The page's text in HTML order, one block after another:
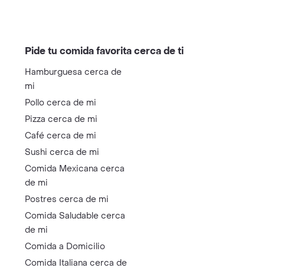
Pide tu comida favorita cerca de ti
Hamburguesa cerca de
mi
Pollo cerca de mi
Pizza cerca de mi
Café cerca de mi
Sushi cerca de mi
Comida Mexicana cerca
de mi
Postres cerca de mi
Comida Saludable cerca
de mi
Comida a Domicilio
Comida Italiana cerca de